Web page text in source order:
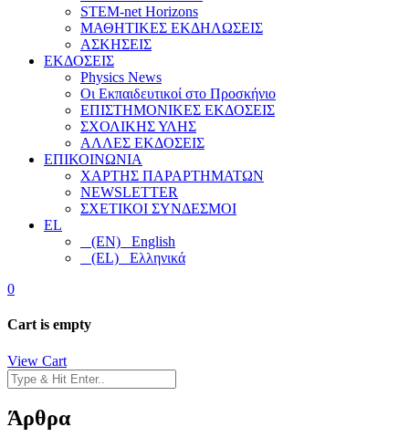
STEM-net Horizons
ΜΑΘΗΤΙΚΕΣ ΕΚΔΗΛΩΣΕΙΣ
ΑΣΚΗΣΕΙΣ
ΕΚΔΟΣΕΙΣ
Physics News
Οι Εκπαιδευτικοί στο Προσκήνιο
ΕΠΙΣΤΗΜΟΝΙΚΕΣ ΕΚΔΟΣΕΙΣ
ΣΧΟΛΙΚΗΣ ΥΛΗΣ
ΑΛΛΕΣ ΕΚΔΟΣΕΙΣ
ΕΠΙΚΟΙΝΩΝΙΑ
ΧΑΡΤΗΣ ΠΑΡΑΡΤΗΜΑΤΩΝ
NEWSLETTER
ΣΧΕΤΙΚΟΙ ΣΥΝΔΕΣΜΟΙ
EL
(EN) English
(EL) Ελληνικά
0
Cart is empty
View Cart
Άρθρα